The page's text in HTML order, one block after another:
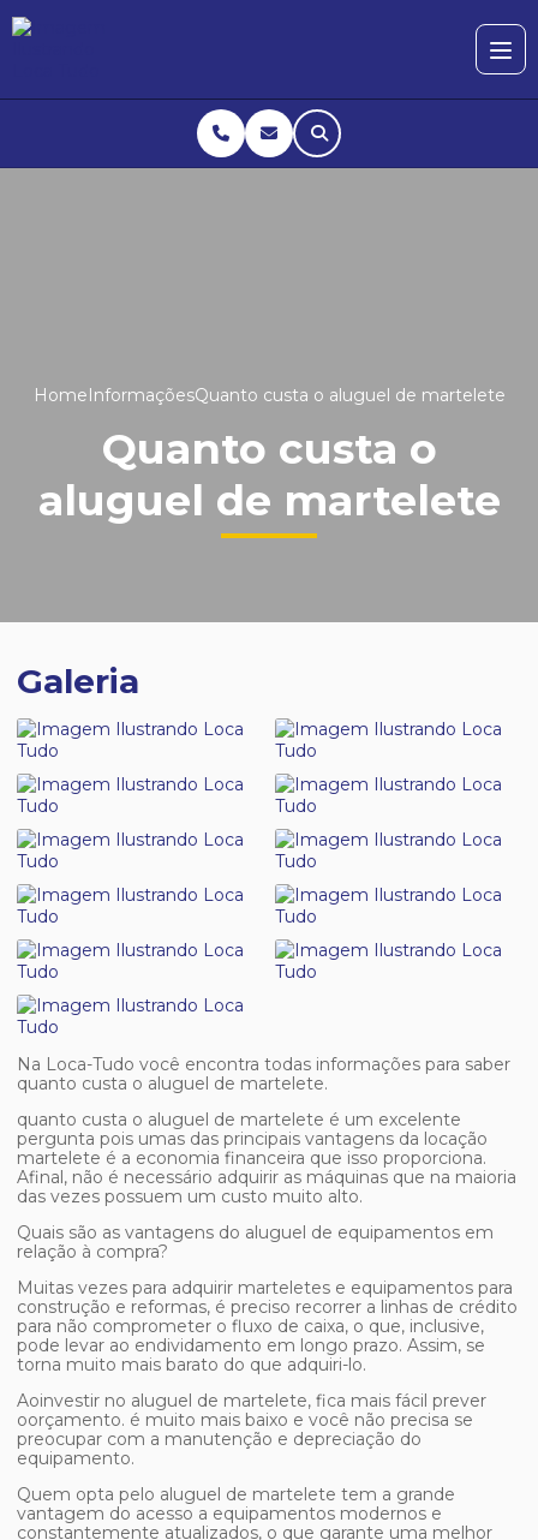
HomeInformaçõesQuanto custa o aluguel de martelete
Quanto custa o
aluguel de martelete
Galeria
Na Loca-Tudo você encontra todas informações para saber
quanto custa o aluguel de martelete.
quanto custa o aluguel de martelete é um excelente
pergunta pois umas das principais vantagens da locação
martelete é a economia financeira que isso proporciona.
Afinal, não é necessário adquirir as máquinas que na maioria
das vezes possuem um custo muito alto.
Quais são as vantagens do aluguel de equipamentos em
relação à compra?
Muitas vezes para adquirir marteletes e equipamentos para
construção e reformas, é preciso recorrer a linhas de crédito
para não comprometer o fluxo de caixa, o que, inclusive,
pode levar ao endividamento em longo prazo. Assim, se
torna muito mais barato do que adquiri-lo.
Aoinvestir no aluguel de martelete, fica mais fácil prever
oorçamento. é muito mais baixo e você não precisa se
preocupar com a manutenção e depreciação do
equipamento.
Quem opta pelo aluguel de martelete tem a grande
vantagem do acesso a equipamentos modernos e
constantemente atualizados, o que garante uma melhor